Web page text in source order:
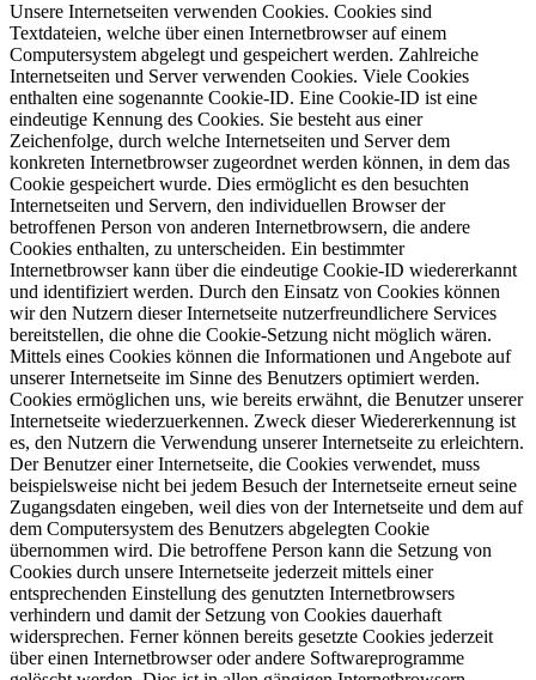
Unsere Internetseiten verwenden Cookies. Cookies sind
Textdateien, welche über einen Internetbrowser auf einem
Computersystem abgelegt und gespeichert werden. Zahlreiche
Internetseiten und Server verwenden Cookies. Viele Cookies
enthalten eine sogenannte Cookie-ID. Eine Cookie-ID ist eine
eindeutige Kennung des Cookies. Sie besteht aus einer
Zeichenfolge, durch welche Internetseiten und Server dem
konkreten Internetbrowser zugeordnet werden können, in dem das
Cookie gespeichert wurde. Dies ermöglicht es den besuchten
Internetseiten und Servern, den individuellen Browser der
betroffenen Person von anderen Internetbrowsern, die andere
Cookies enthalten, zu unterscheiden. Ein bestimmter
Internetbrowser kann über die eindeutige Cookie-ID wiedererkannt
und identifiziert werden. Durch den Einsatz von Cookies können
wir den Nutzern dieser Internetseite nutzerfreundlichere Services
bereitstellen, die ohne die Cookie-Setzung nicht möglich wären.
Mittels eines Cookies können die Informationen und Angebote auf
unserer Internetseite im Sinne des Benutzers optimiert werden.
Cookies ermöglichen uns, wie bereits erwähnt, die Benutzer unserer
Internetseite wiederzuerkennen. Zweck dieser Wiedererkennung ist
es, den Nutzern die Verwendung unserer Internetseite zu erleichtern.
Der Benutzer einer Internetseite, die Cookies verwendet, muss
beispielsweise nicht bei jedem Besuch der Internetseite erneut seine
Zugangsdaten eingeben, weil dies von der Internetseite und dem auf
dem Computersystem des Benutzers abgelegten Cookie
übernommen wird. Die betroffene Person kann die Setzung von
Cookies durch unsere Internetseite jederzeit mittels einer
entsprechenden Einstellung des genutzten Internetbrowsers
verhindern und damit der Setzung von Cookies dauerhaft
widersprechen. Ferner können bereits gesetzte Cookies jederzeit
über einen Internetbrowser oder andere Softwareprogramme